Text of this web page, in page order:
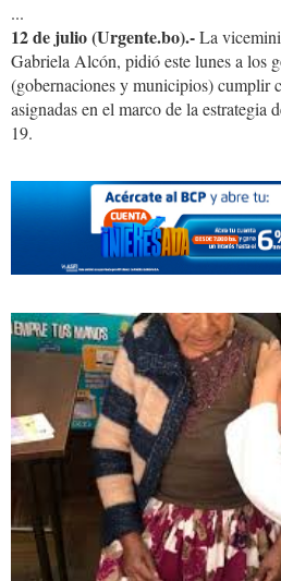
...
12 de julio (Urgente.bo).-La
Gabriela Alcón, pidió este lunes a los
(gobernaciones y municipios) cumplir
asignadas en el marco de la
19.
images
(43).jpg